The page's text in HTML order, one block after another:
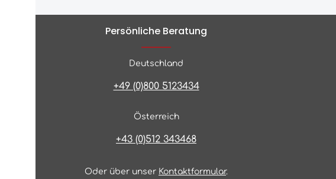
Persönliche Beratung
Deutschland
+49 (0)800 5123434
Österreich
+43 (0)512 343468
Oder über unser Kontaktformular.